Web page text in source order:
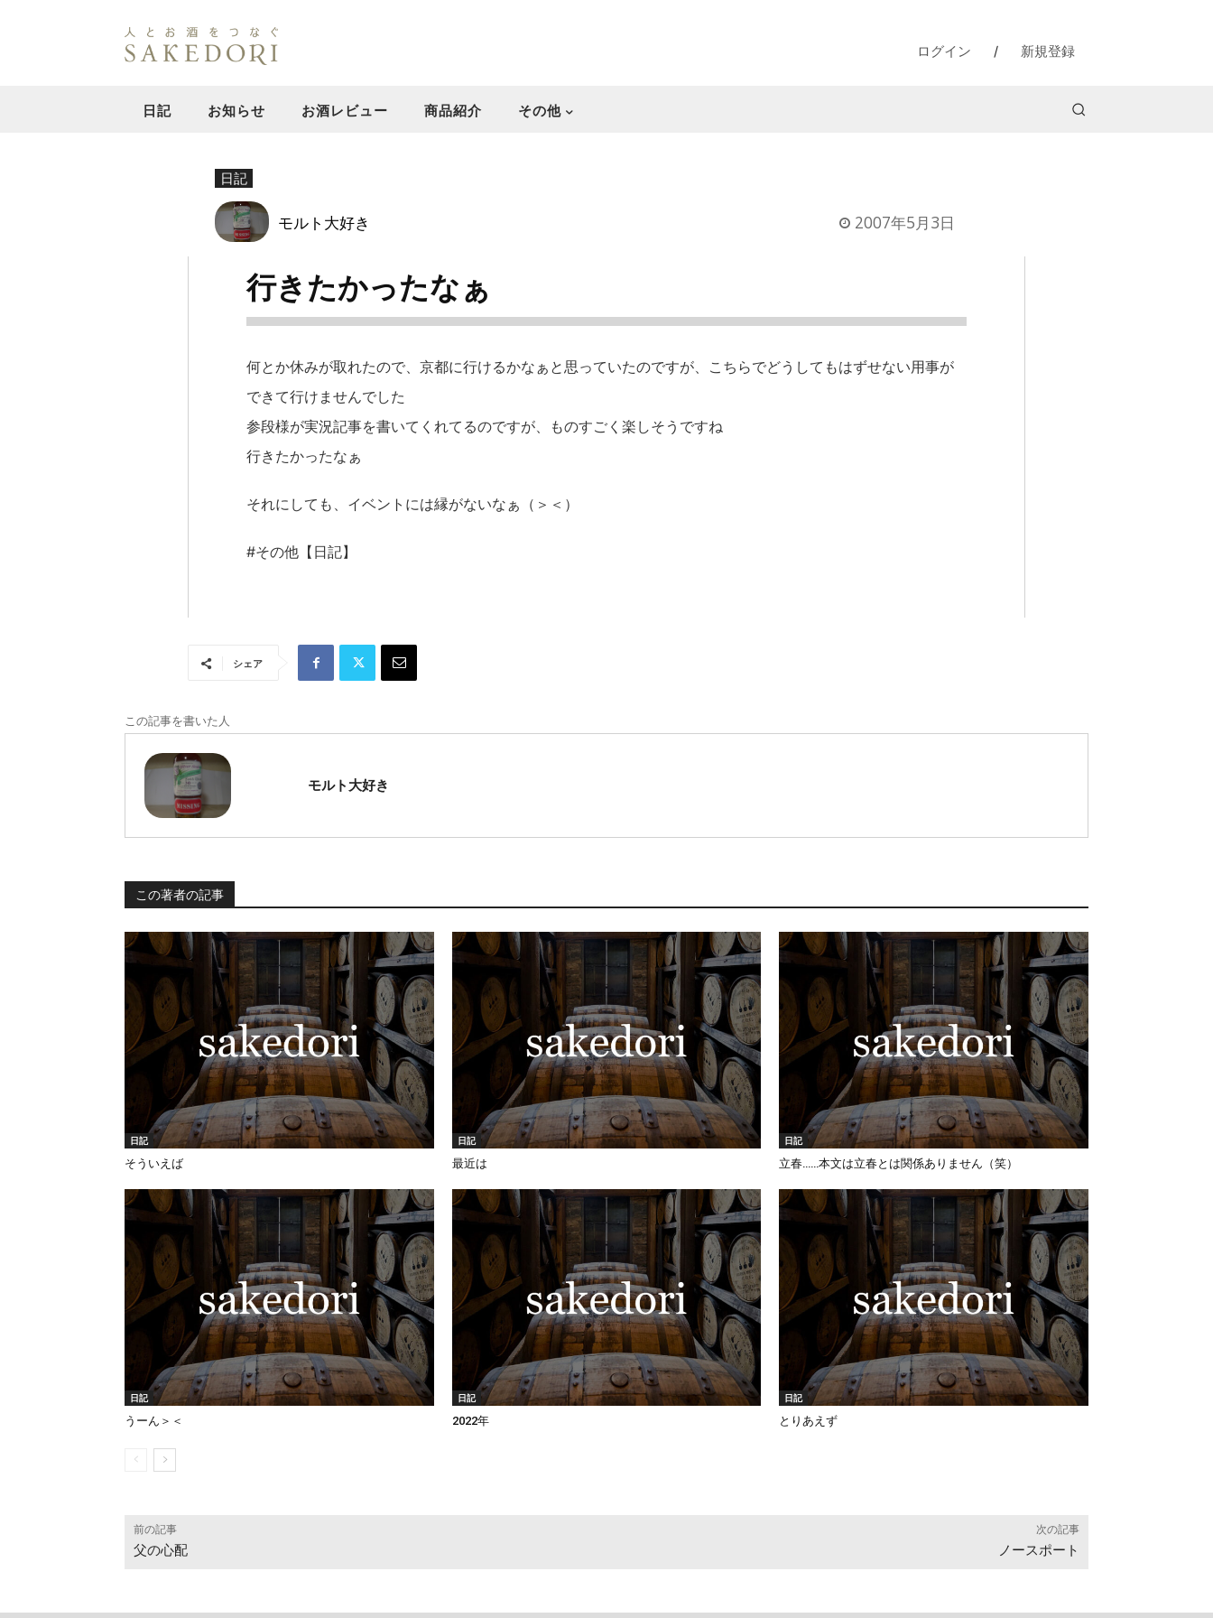
ログイン / 新規登録
日記 お知らせ お酒レビュー 商品紹介 その他
日記
モルト大好き 2007年5月3日
行きたかったなぁ
何とか休みが取れたので、京都に行けるかなぁと思っていたのですが、こちらでどうしてもはずせない用事が
できて行けませんでした
参段様が実況記事を書いてくれてるのですが、ものすごく楽しそうですね
行きたかったなぁ
それにしても、イベントには縁がないなぁ（＞＜）
#その他【日記】
シェア
この記事を書いた人
モルト大好き
この著者の記事
日記
そういえば
日記
最近は
日記
立春……本文は立春とは関係ありません（笑）
日記
うーん＞＜
日記
2022年
日記
とりあえず
前の記事
父の心配
次の記事
ノースポート